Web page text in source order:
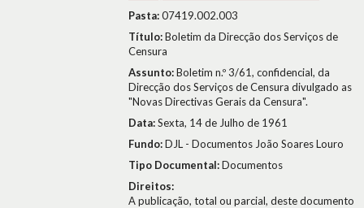
Pasta:07419.002.003
Título:Boletim da Direcção dos Serviços de
Censura
Assunto:Boletim n.º 3/61, confidencial, da
Direcção dos Serviços de Censura divulgado as
"Novas Directivas Gerais da Censura".
Data:Sexta, 14 de Julho de 1961
Fundo:DJL - Documentos João Soares Louro
Tipo Documental:Documentos
Direitos:
A publicação, total ou parcial, deste documento